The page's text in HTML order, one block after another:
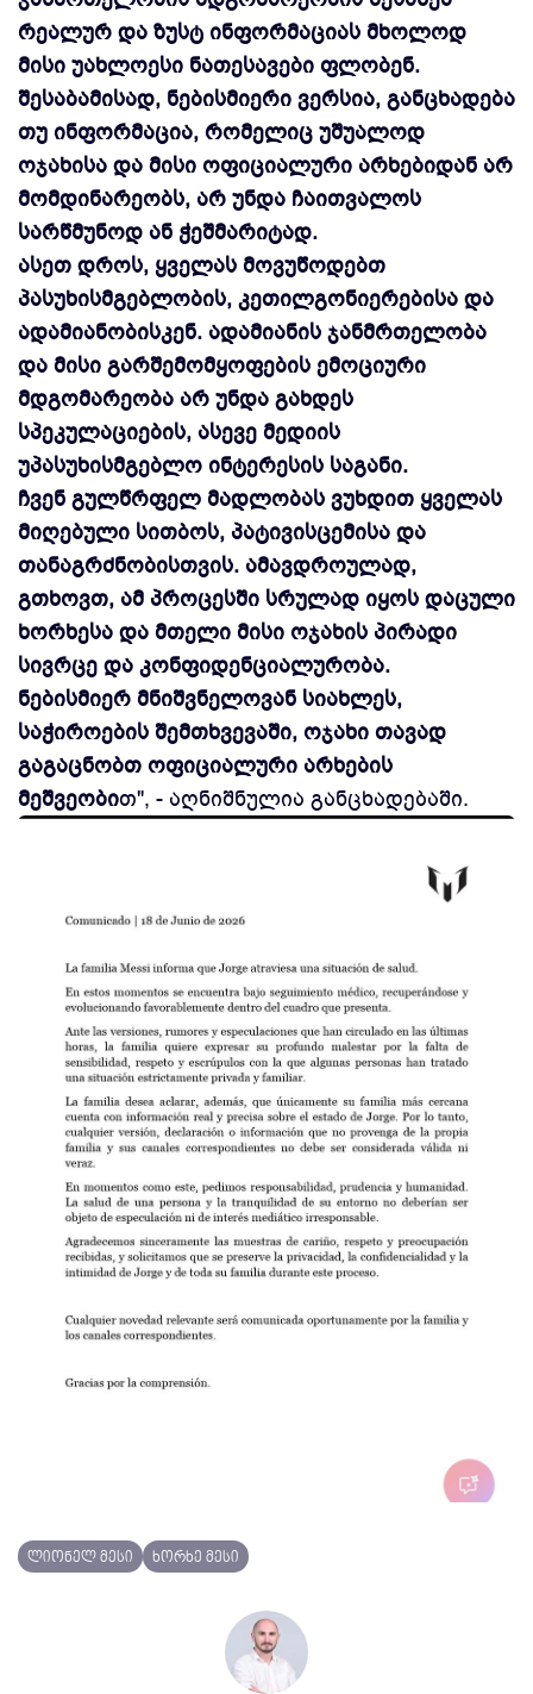
რეალურ და ზუსტ ინფორმაციას მხოლოდ
მისი უახლოესი ნათესავები ფლობენ.
შესაბამისად, ნებისმიერი ვერსია, განცხადება
თუ ინფორმაცია, რომელიც უშუალოდ
ოჯახისა და მისი ოფიციალური არხებიდან არ
მომდინარეობს, არ უნდა ჩაითვალოს
სარწმუნოდ ან ჭეშმარიტად.
ასეთ დროს, ყველას მოვუწოდებთ
პასუხისმგებლობის, კეთილგონიერებისა და
ადამიანობისკენ. ადამიანის ჯანმრთელობა
და მისი გარშემომყოფების ემოციური
მდგომარეობა არ უნდა გახდეს
სპეკულაციების, ასევე მედიის
უპასუხისმგებლო ინტერესის საგანი.
ჩვენ გულწრფელ მადლობას ვუხდით ყველას
მიღებული სითბოს, პატივისცემისა და
თანაგრძნობისთვის. ამავდროულად,
გთხოვთ, ამ პროცესში სრულად იყოს დაცული
ხორხესა და მთელი მისი ოჯახის პირადი
სივრცე და კონფიდენციალურობა.
ნებისმიერ მნიშვნელოვან სიახლეს,
საჭიროების შემთხვევაში, ოჯახი თავად
გაგაცნობთ ოფიციალური არხების
მეშვეობით", - აღნიშნულია განცხადებაში.
ლიონელ მესი ხორხე მესი